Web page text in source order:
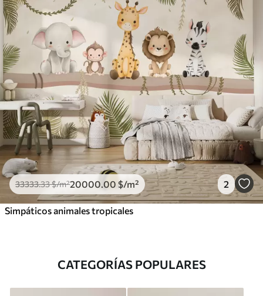
33333.33$/m²20000 .00 $/m² 2
Simpáticos animales tropicales
CATEGORÍAS POPULARES